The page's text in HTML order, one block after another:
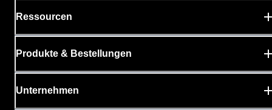
Ressourcen
Produkte & Bestellungen
Unternehmen